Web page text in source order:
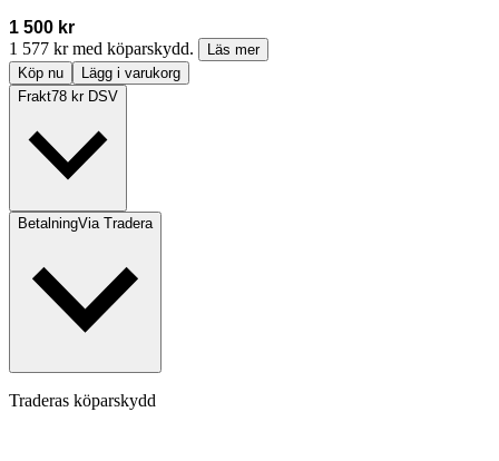
1 500 kr
1 577 kr med köparskydd.
Läs mer
Köp nu
Lägg i varukorg
Frakt78 kr DSV
BetalningVia Tradera
Traderas köparskydd